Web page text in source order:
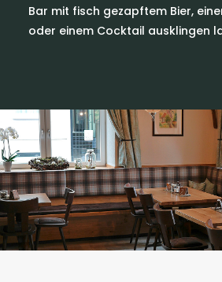
Bar mit fisch gezapftem Bier,
oder einem Cocktail ausklingen